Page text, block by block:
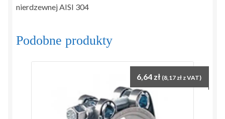
nierdzewnej AISI 304
Podobne produkty
6,64 zł (8,17złz VAT)